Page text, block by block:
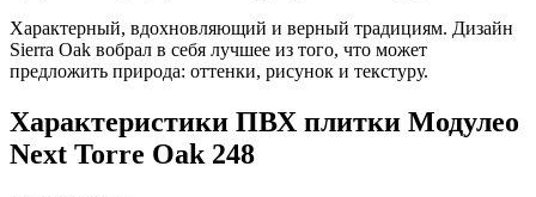
Характерный, вдохновляющий и верный традициям. Дизайн
Sierra Oak вобрал в себя лучшее из того, что может
предложить природа: оттенки, рисунок и текстуру.
Характеристики ПВХ плитки Модулео
Next Torre Oak 248